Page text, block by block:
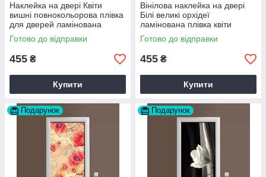
Наклейка на двері Квіти
вишні повнокольорова плівка
для дверей ламінована
60х180 см Happy Pocket
Z180076
Готово до відправки
455 ₴
Купити
Вінілова наклейка на двері
Білі великі орхідеї
ламінована плівка квіти
60х180 см Happy Pocket
Z180203
Готово до відправки
455 ₴
Купити
Подарунок Подарунок